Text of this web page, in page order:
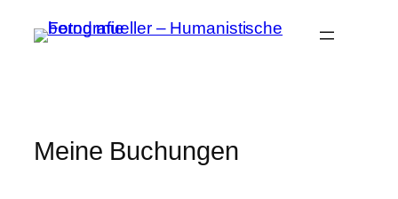
Inhalt
Meine Buchungen